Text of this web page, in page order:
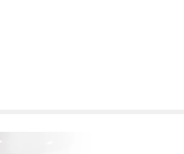
、今回は弊社のとあ
後まで読んでい...